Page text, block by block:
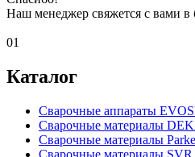
Наш менеджер свяжется с вами
01
Каталог
Сварочные аппараты
Сварочные материалы
Сварочные материалы